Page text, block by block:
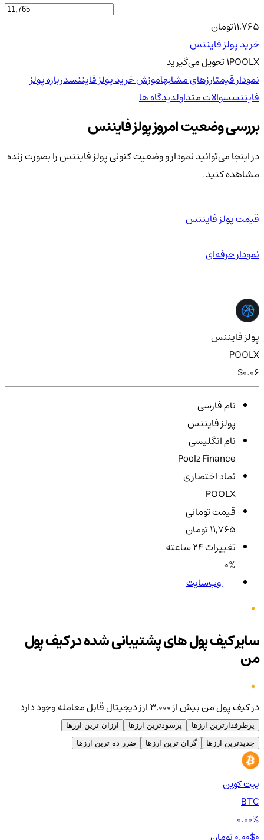
11,765تومان
خرید پولز فایننس
1POOLXتحویلمی‌گیرید
نمودار قیمتارزهای مشابهآموزش خرید پولز فایننسدرباره پولز
فایننسسوالات متداولدیدگاه ها
بررسی وضعیت امروز پولز فایننس
در اینجا می‌توانید نمودار و وضعیت کنونی پولز فایننس را بصورت زنده
مشاهده کنید.
قیمت پولز فایننس
نمودار حرفه‌ای
پولز فایننس
POOLX
$0.06
نام فارسی
پولز فایننس
نام انگلیسی
Poolz Finance
نماد اختصاری
POOLX
قیمت تومانی
11,765 تومان
تغییرات ۲۴ ساعته
0%
وب‌سایت
سایر کیف پول های پشتیبانی شده در کیف پول
من
در کیف پول من بیش از ۳,۰۰۰ ارز دیجیتال قابل معامله وجود دارد
پرطرفدارترین ارزها پرسودترین ارزها
ارزان ترین ارزها
جدیدترین ارزها
گران ترین ارزها ضرر ده ترین ارزها
بیت کوین
BTC
0.00%